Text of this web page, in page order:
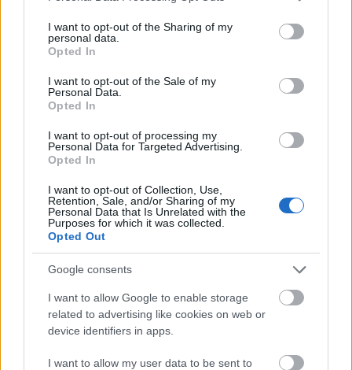
not limited to your visit or usage behaviour. You may click to
grant or deny consent to Google and its third-party tags to
use your data for below specified purposes in below Google
consent section.
I want to opt-out of the Sharing of my
personal data.
Opted In
I want to opt-out of the Sale of my
Personal Data.
Opted In
I want to opt-out of processing my
Personal Data for Targeted Advertising.
Opted In
I want to opt-out of Collection, Use,
Retention, Sale, and/or Sharing of my
Personal Data that Is Unrelated with the
Purposes for which it was collected.
Opted Out
Google consents
I want to allow Google to enable storage
related to advertising like cookies on web or
device identifiers in apps.
I want to allow my user data to be sent to